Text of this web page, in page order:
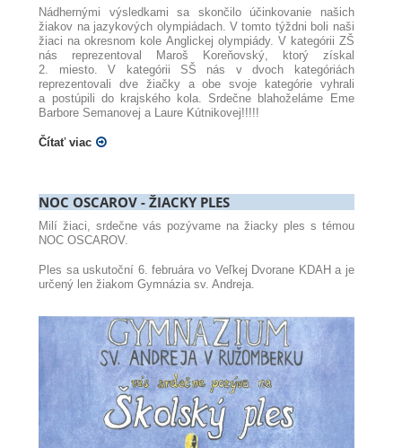
Nádhernými výsledkami sa skončilo účinkovanie našich
žiakov na jazykových olympiádach. V tomto týždni boli naši
žiaci na okresnom kole Anglickej olympiády. V kategórii ZŠ
nás reprezentoval Maroš Koreňovský, ktorý získal
2. miesto. V kategórii SŠ nás v dvoch kategóriách
reprezentovali dve žiačky a obe svoje kategórie vyhrali
a postúpili do krajského kola. Srdečne blahoželáme Eme
Barbore Semanovej a Laure Kútnikovej!!!!!
Čítať viac
NOC OSCAROV - ŽIACKY PLES
Milí žiaci, srdečne vás pozývame na žiacky ples s témou
NOC OSCAROV.
Ples sa uskutoční 6. februára vo Veľkej Dvorane KDAH a je
určený len žiakom Gymnázia sv. Andreja.